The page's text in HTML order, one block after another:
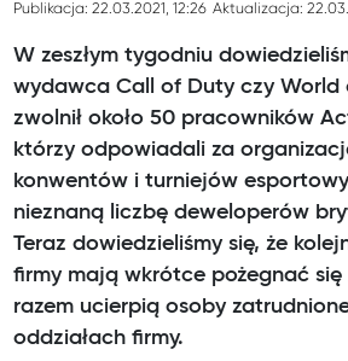
Publikacja: 22.03.2021, 12:26 Aktualizacja:
W zeszłym tygodniu
wydawca Call of Duty czy
zwolnił około 50 pracowników
którzy odpowiadali za
konwentów i turniejów
nieznaną liczbę deweloperów
Teraz dowiedzieliśmy się, że
firmy mają wkrótce pożegnać się
razem ucierpią osoby
oddziałach firmy.